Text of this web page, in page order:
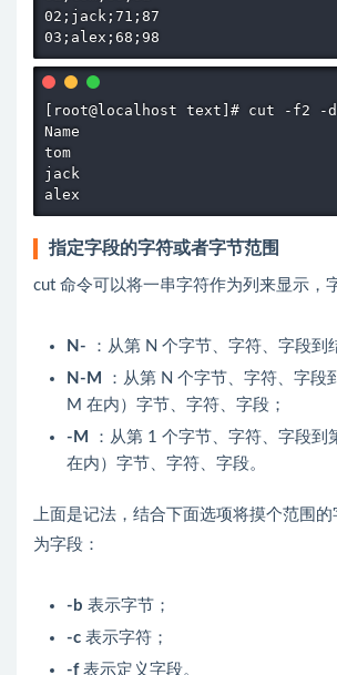
02;jack;71;87
[root@localhost text]# cut -f2
Name
tom
jack
指定字段的字符或者字节范围
cut 命令可以将一串字符作为列来显示，
N- ：从第 N 个字节、字符、字段到
N-M
：从第 N 个字节、字符、字段
M 在内）字节、字符、字段；
-M
：从第 1 个字节、字符、字段到
在内）字节、字符、字段。
上面是记法，结合下面选项将摸个范围
为字段：
-b 表示字节；
-c 表示字符；
-f表示定义字段。